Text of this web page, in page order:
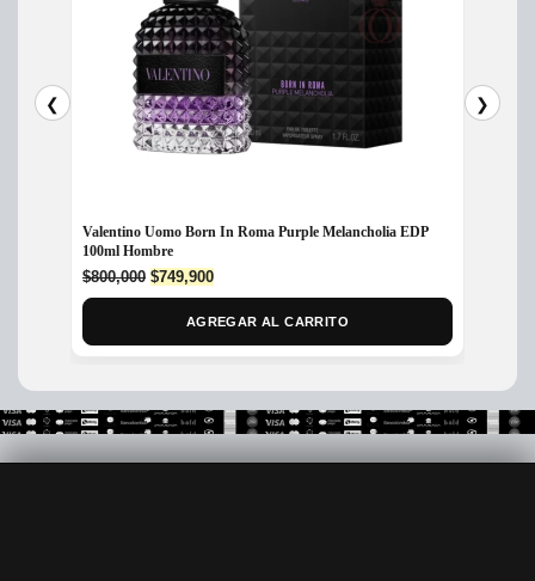
❮
Valentino Uomo Born In Roma Purple Melancholia EDP
100ml Hombre
$800,000 Original
price
$749,900Current
price
is:
AGREGAR AL CARRITO
❯